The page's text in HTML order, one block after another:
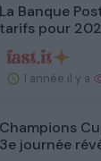
La Banque
tarifs pour
1 année il y a
Champions
3e journée